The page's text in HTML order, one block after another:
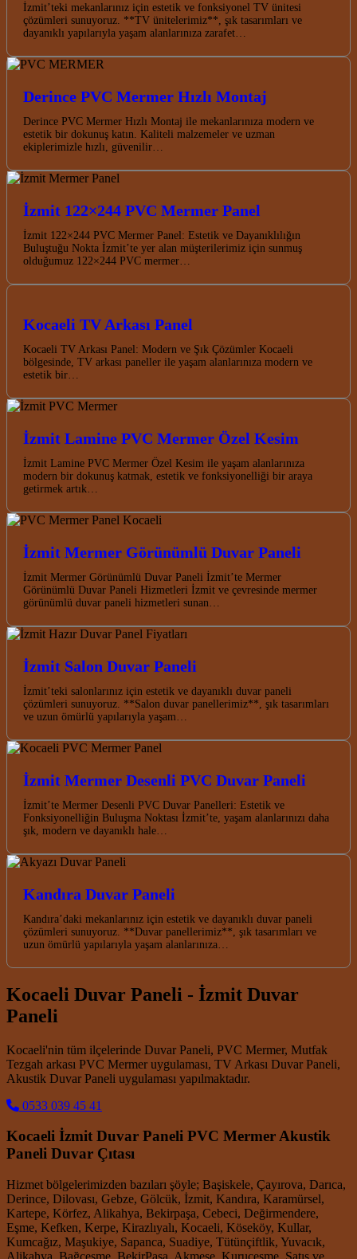
İzmit’teki mekanlarınız için estetik ve fonksiyonel TV ünitesi
çözümleri sunuyoruz. **TV ünitelerimiz**, şık tasarımları ve
dayanıklı yapılarıyla yaşam alanlarınıza zarafet…
Derince PVC Mermer Hızlı Montaj
Derince PVC Mermer Hızlı Montaj ile mekanlarınıza modern ve
estetik bir dokunuş katın. Kaliteli malzemeler ve uzman
ekiplerimizle hızlı, güvenilir…
İzmit 122×244 PVC Mermer Panel
İzmit 122×244 PVC Mermer Panel: Estetik ve Dayanıklılığın
Buluştuğu Nokta İzmit’te yer alan müşterilerimiz için sunmuş
olduğumuz 122×244 PVC mermer…
Kocaeli TV Arkası Panel
Kocaeli TV Arkası Panel: Modern ve Şık Çözümler Kocaeli
bölgesinde, TV arkası paneller ile yaşam alanlarınıza modern ve
estetik bir…
İzmit Lamine PVC Mermer Özel Kesim
İzmit Lamine PVC Mermer Özel Kesim ile yaşam alanlarınıza
modern bir dokunuş katmak, estetik ve fonksiyonelliği bir araya
getirmek artık…
İzmit Mermer Görünümlü Duvar Paneli
İzmit Mermer Görünümlü Duvar Paneli İzmit’te Mermer
Görünümlü Duvar Paneli Hizmetleri İzmit ve çevresinde mermer
görünümlü duvar paneli hizmetleri sunan…
İzmit Salon Duvar Paneli
İzmit’teki salonlarınız için estetik ve dayanıklı duvar paneli
çözümleri sunuyoruz. **Salon duvar panellerimiz**, şık tasarımları
ve uzun ömürlü yapılarıyla yaşam…
İzmit Mermer Desenli PVC Duvar Paneli
İzmit’te Mermer Desenli PVC Duvar Panelleri: Estetik ve
Fonksiyonelliğin Buluşma Noktası İzmit’te, yaşam alanlarınızı daha
şık, modern ve dayanıklı hale…
Kandıra Duvar Paneli
Kandıra’daki mekanlarınız için estetik ve dayanıklı duvar paneli
çözümleri sunuyoruz. **Duvar panellerimiz**, şık tasarımları ve
uzun ömürlü yapılarıyla yaşam alanlarınıza…
Kocaeli Duvar Paneli - İzmit Duvar
Paneli
Kocaeli'nin tüm ilçelerinde Duvar Paneli, PVC Mermer, Mutfak
Tezgah arkası PVC Mermer uygulaması, TV Arkası Duvar Paneli,
Akustik Duvar Paneli uygulaması yapılmaktadır.
0533 039 45 41
Kocaeli İzmit Duvar Paneli PVC Mermer Akustik
Paneli Duvar Çıtası
Hizmet bölgelerimizden bazıları şöyle; Başiskele, Çayırova, Darıca,
Derince, Dilovası, Gebze, Gölcük, İzmit, Kandıra, Karamürsel,
Kartepe, Körfez, Alikahya, Bekirpaşa, Cebeci, Değirmendere,
Eşme, Kefken, Kerpe, Kirazlıyalı, Kocaeli, Köseköy, Kullar,
Kumcağız, Maşukiye, Sapanca, Suadiye, Tütünçiftlik, Yuvacık,
Alikahya, Bağçeşme, BekirPaşa, Akmeşe, Kuruçeşme. Satış ve